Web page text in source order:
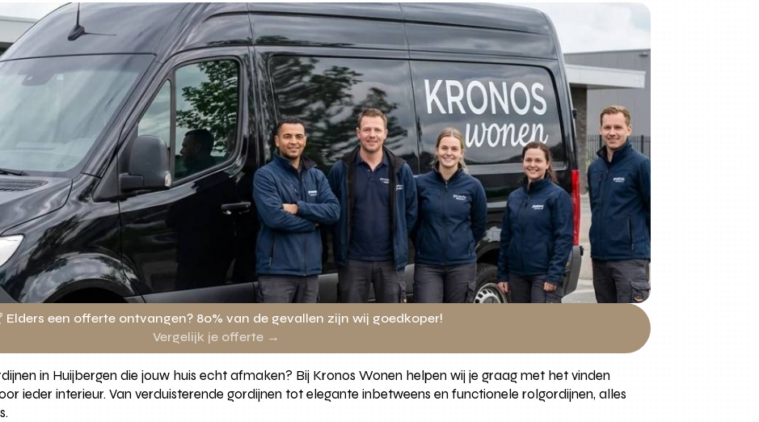
Elders een offerte ontvangen? 80% van de gevallen zijn wij goedkoper!
Vergelijk je offerte →
in Huijbergen die jouw huis echt afmaken? Bij Kronos Wonen helpen wij je graag met het vinden
ieder interieur. Van verduisterende gordijnen tot elegante inbetweens en functionele rolgordijnen, alles